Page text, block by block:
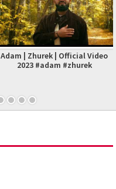
Adam | Zhurek | Official Video
2023 #adam #zhurek